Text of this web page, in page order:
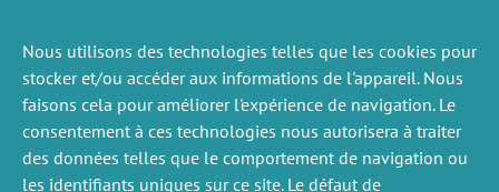
Nous utilisons des technologies telles que les cookies pour
stocker et/ou accéder aux informations de l'appareil. Nous
faisons cela pour améliorer l'expérience de navigation. Le
consentement à ces technologies nous autorisera à traiter
des données telles que le comportement de navigation ou
les identifiants uniques sur ce site. Le défaut de
Marion, Blanchet Laurent, Lyser
Sandrine, Caroline Blondy, Becu Nicolas
2021
Natures Sciences Sociétés
voir plus